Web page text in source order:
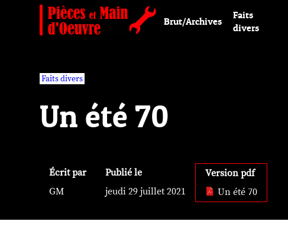
Brut/Archives
Faits
divers
Faits divers
Un été 70
Écrit par
GM
Publié le
jeudi 29 juillet 2021
Version pdf
Un été 70